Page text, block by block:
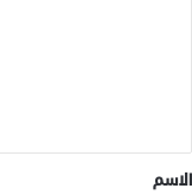
*الاسم